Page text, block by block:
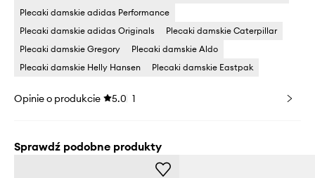
Plecaki damskie adidas Performance
Plecaki damskie adidas Originals
Plecaki damskie Caterpillar
Plecaki damskie Gregory
Plecaki damskie Aldo
Plecaki damskie Helly Hansen
Plecaki damskie Eastpak
Opinie o produkcie 5.0 1
Sprawdź podobne produkty